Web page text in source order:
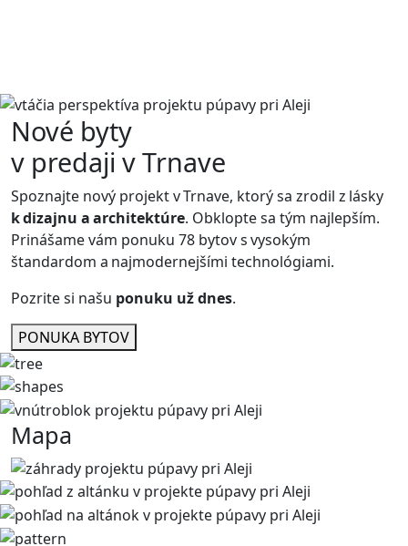
Nové byty
v predaji v Trnave
Spoznajte nový projekt v Trnave, ktorý sa zrodil z lásky
k dizajnu a architektúre. Obklopte sa tým najlepším.
Prinášame vám ponuku 78 bytov s vysokým
štandardom a najmodernejšími technológiami.
Pozrite si našu ponuku už dnes.
PONUKA BYTOV
Mapa